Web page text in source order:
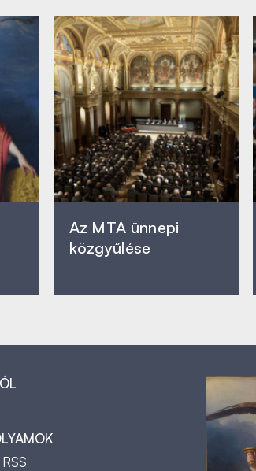
Az MTA ünnepi
közgyűlése